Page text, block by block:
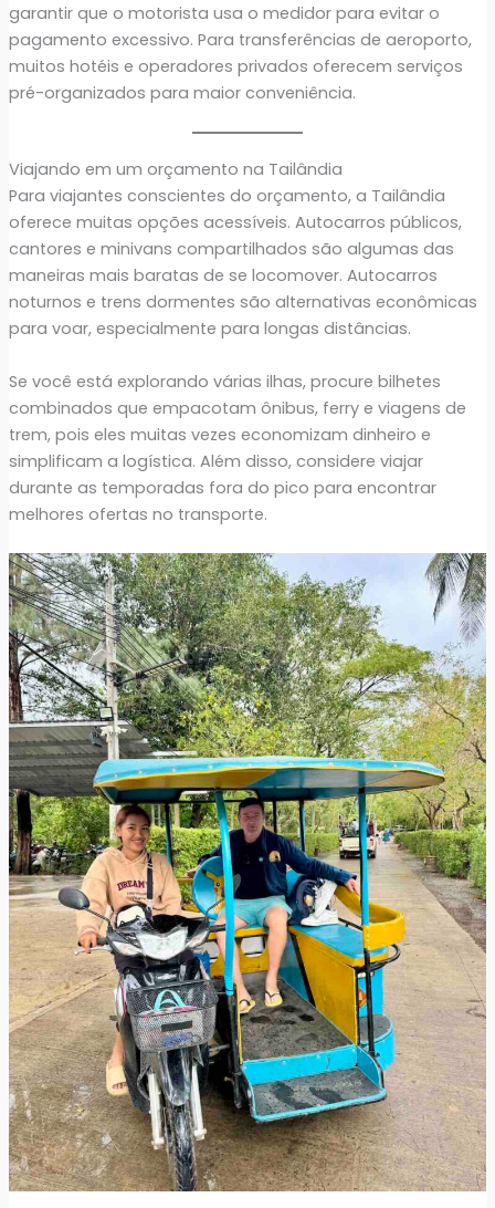
garantir que o motorista usa o medidor para evitar o
pagamento excessivo. Para transferências de aeroporto,
muitos hotéis e operadores privados oferecem serviços
pré-organizados para maior conveniência.
Viajando em um orçamento na Tailândia
Para viajantes conscientes do orçamento, a Tailândia
oferece muitas opções acessíveis. Autocarros públicos,
cantores e minivans compartilhados são algumas das
maneiras mais baratas de se locomover. Autocarros
noturnos e trens dormentes são alternativas econômicas
para voar, especialmente para longas distâncias.
Se você está explorando várias ilhas, procure bilhetes
combinados que empacotam ônibus, ferry e viagens de
trem, pois eles muitas vezes economizam dinheiro e
simplificam a logística. Além disso, considere viajar
durante as temporadas fora do pico para encontrar
melhores ofertas no transporte.